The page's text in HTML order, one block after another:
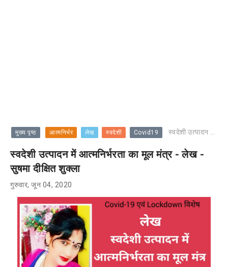
मुख्य पृष्ठ आत्मनिर्भर लेख स्वदेशी Covid19 स्वदेशी उत्पादन में आत्मनिर्भरता का मूल मंत्र - लेख - सुषमा दीक्षित शुक्ला
स्वदेशी उत्पादन में आत्मनिर्भरता का मूल मंत्र - लेख -
सुषमा दीक्षित शुक्ला
गुरुवार, जून 04, 2020